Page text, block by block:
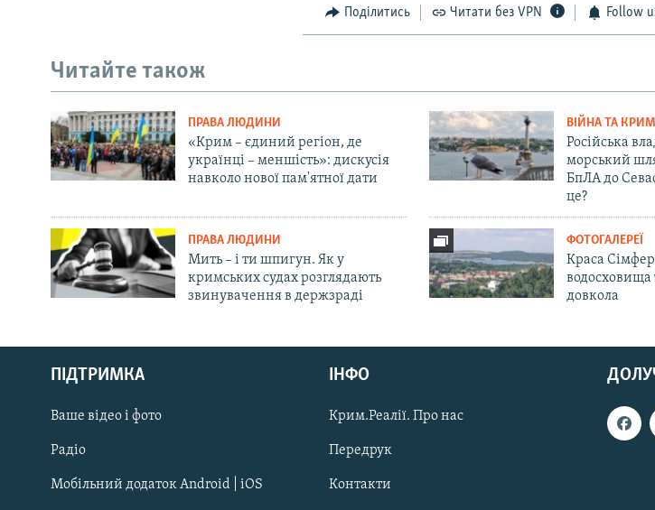
Русский
Qırımtatar
ДОЛУЧАЙСЯ!
Поділитись Читати без VPN Follow
Читайте також
ПРАВА ЛЮДИНИ
«Крим – єдиний регіон, де
українці – меншість»: дискусія
навколо нової пам'ятної дати
ВІЙНА ТА КРИМ
Російська
морський
БпЛА до
це?
ПРАВА ЛЮДИНИ
Мить – і ти шпигун. Як у
кримських судах розглядають
звинувачення в держзраді
ФОТОГАЛЕРЕЇ
Краса
водосховища
довкола
ПІДТРИМКА
Ваше відео і фото
Радіо
Мобільний додаток Android | iOS
ІНФО
Крим.Реалії. Про нас
Передрук
Контакти